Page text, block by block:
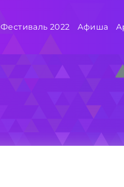
Фестиваль 2022 Афиша